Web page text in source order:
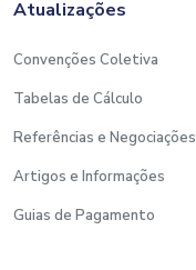
Atualizações
Convenções Coletiva
Tabelas de Cálculo
Referências e Negociações
Artigos e Informações
Guias de Pagamento